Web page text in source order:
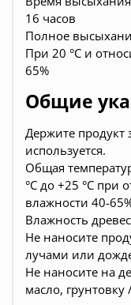
16 часов
Полное
При 20 °C и
65%
Общие
Держите продукт
используется.
Общая
°C до +25 °C при
влажности 40-
Влажность
Не наносите
лучами или
Не наносите на
масло,